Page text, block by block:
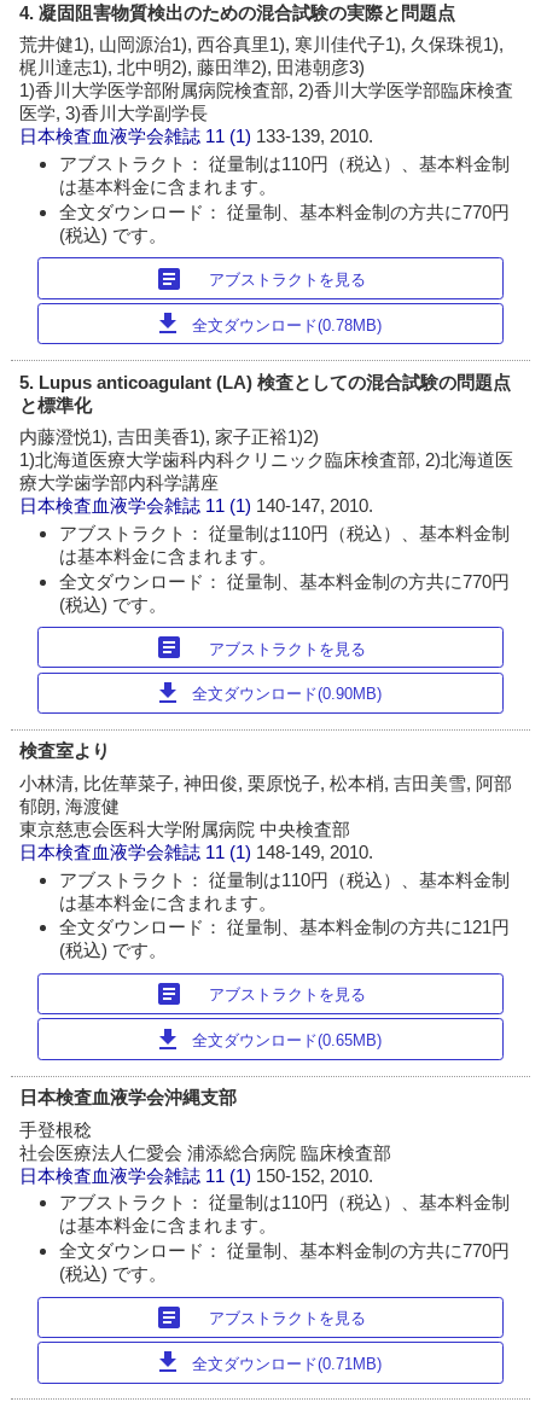
4. 凝固阻害物質検出のための混合試験の実際と問題点
荒井健1), 山岡源治1), 西谷真里1), 寒川佳代子1), 久保珠視1),
梶川達志1), 北中明2), 藤田準2), 田港朝彦3)
1)香川大学医学部附属病院検査部, 2)香川大学医学部臨床検査
医学, 3)香川大学副学長
日本検査血液学会雑誌 11 (1) 133-139, 2010.
アブストラクト： 従量制は110円（税込）、基本料金制
は基本料金に含まれます。
全文ダウンロード： 従量制、基本料金制の方共に770円
(税込) です。
article アブストラクトを見る
download 全文ダウンロード(0.78MB)
5. Lupus anticoagulant (LA) 検査としての混合試験の問題点
と標準化
内藤澄悦1), 吉田美香1), 家子正裕1)2)
1)北海道医療大学歯科内科クリニック臨床検査部, 2)北海道医
療大学歯学部内科学講座
日本検査血液学会雑誌 11 (1) 140-147, 2010.
アブストラクト： 従量制は110円（税込）、基本料金制
は基本料金に含まれます。
全文ダウンロード： 従量制、基本料金制の方共に770円
(税込) です。
article アブストラクトを見る
download 全文ダウンロード(0.90MB)
検査室より
小林清, 比佐華菜子, 神田俊, 栗原悦子, 松本梢, 吉田美雪, 阿部
郁朗, 海渡健
東京慈恵会医科大学附属病院 中央検査部
日本検査血液学会雑誌 11 (1) 148-149, 2010.
アブストラクト： 従量制は110円（税込）、基本料金制
は基本料金に含まれます。
全文ダウンロード： 従量制、基本料金制の方共に121円
(税込) です。
article アブストラクトを見る
download 全文ダウンロード(0.65MB)
日本検査血液学会沖縄支部
手登根稔
社会医療法人仁愛会 浦添総合病院 臨床検査部
日本検査血液学会雑誌 11 (1) 150-152, 2010.
アブストラクト： 従量制は110円（税込）、基本料金制
は基本料金に含まれます。
全文ダウンロード： 従量制、基本料金制の方共に770円
(税込) です。
article アブストラクトを見る
download 全文ダウンロード(0.71MB)